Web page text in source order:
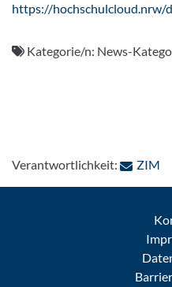
https://hochschulcloud.nrw/
Kategorie/n: News-
Verantwortlichkeit: ZIM